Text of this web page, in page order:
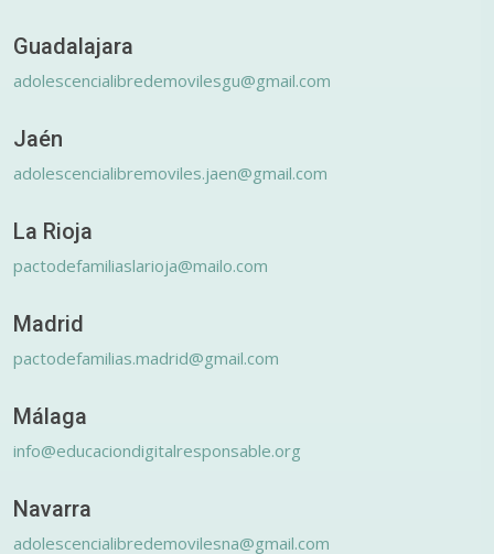
Guadalajara
adolescencialibredemovilesgu@gmail.com
Jaén
adolescencialibremoviles.jaen@gmail.com
La Rioja
pactodefamiliaslarioja@mailo.com
Madrid
pactodefamilias.madrid@gmail.com
Málaga
info@educaciondigitalresponsable.org
Navarra
adolescencialibredemovilesna@gmail.com